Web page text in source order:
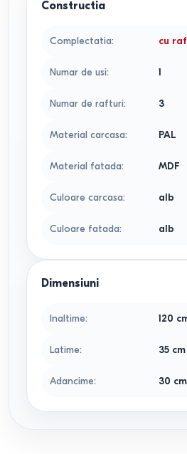
Constructia
Complectatia: cu
Numar de usi: 1
Numar de rafturi: 3
Material carcasa: PAL
Material fatada: MDF
Culoare carcasa: alb
Culoare fatada: alb
Dimensiuni
Inaltime: 120
Latime: 35cm
Adancime: 30 cm